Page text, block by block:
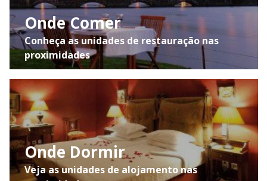
Onde Comer
Conheça as unidades de restauração nas
proximidades
Onde Dormir
Veja as unidades de alojamento nas